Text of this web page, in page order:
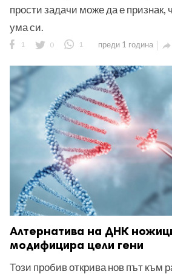
прости задачи може да е признак,
ума си.
1 0 1 преди 1 година 
Алтернатива на ДНК
модифицира цели гени
Този пробив открива нов път към